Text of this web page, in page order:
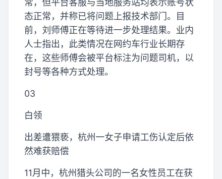
常，但平台客服与当地服务站均表示账号状
态正常，并称已将问题上报技术部门。目
前，刘师傅正在等待进一步处理结果。业内
人士指出，此类情况在网约车行业长期存
在，这些师傅会被平台标注为问题司机，以
封号等各种方式处理。
03
白领
出差遭猥亵，杭州一女子申请工伤认定后依
然难获赔偿
11月中，杭州猎头公司的一名女性员工在获